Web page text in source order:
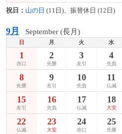
祝日： 山の日 (11日)、振替休日 (12日)
9月 September (長月)
日 月 火 水
1
赤口
2
先勝
3
友引
4
先負
8
先勝
9
友引
10
先負
11
仏滅
15
友引
16
先負
17
仏滅
18
大安
22
仏滅
23
大安
24
赤口
25
先勝